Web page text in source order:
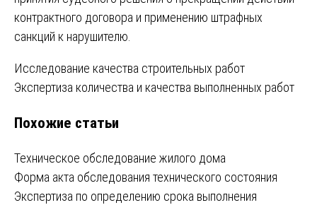
контрактного договора и применению штрафных
санкций к нарушителю.
Навигация
записям
Исследование качества строительных работ
Экспертиза количества и качества выполненных работ
Похожие статьи
Техническое обследование жилого дома
Форма акта обследования технического состояния
Экспертиза по определению срока выполнения